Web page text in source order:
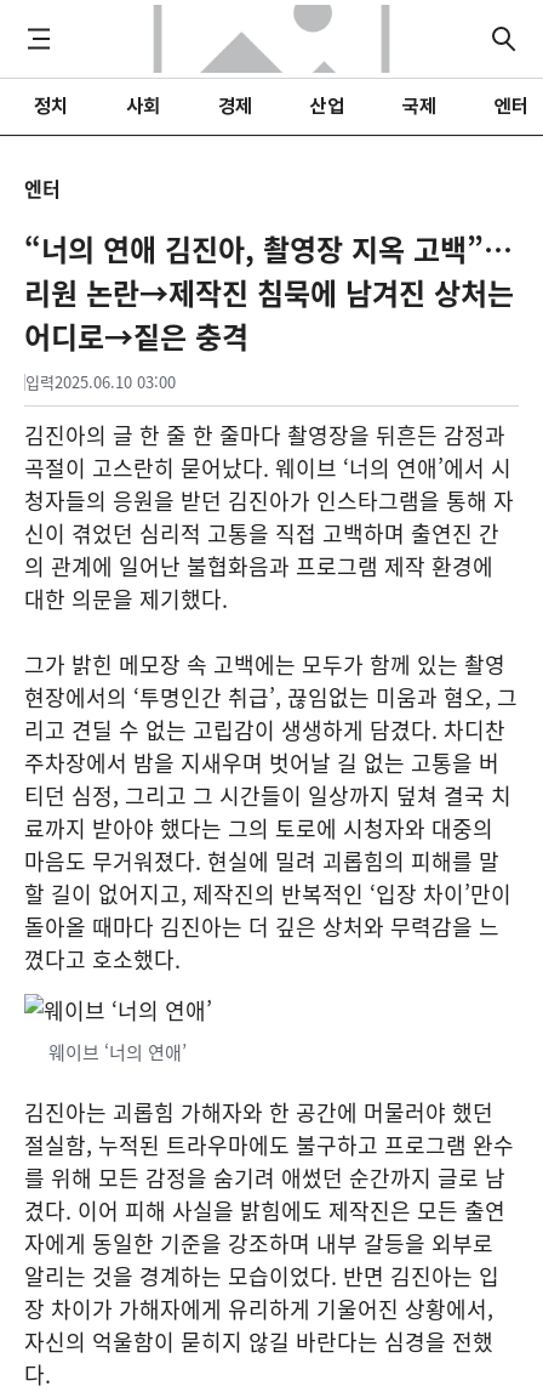
정치 사회 경제 산업 국제 엔터
엔터
“너의 연애 김진아, 촬영장 지옥 고백”…
리원 논란→제작진 침묵에 남겨진 상처는
어디로→짙은 충격
입력2025.06.10 03:00
김진아의 글 한 줄 한 줄마다 촬영장을 뒤흔든 감정과
곡절이 고스란히 묻어났다. 웨이브 ‘너의 연애’에서 시
청자들의 응원을 받던 김진아가 인스타그램을 통해 자
신이 겪었던 심리적 고통을 직접 고백하며 출연진 간
의 관계에 일어난 불협화음과 프로그램 제작 환경에
대한 의문을 제기했다.
그가 밝힌 메모장 속 고백에는 모두가 함께 있는 촬영
현장에서의 ‘투명인간 취급’, 끊임없는 미움과 혐오, 그
리고 견딜 수 없는 고립감이 생생하게 담겼다. 차디찬
주차장에서 밤을 지새우며 벗어날 길 없는 고통을 버
티던 심정, 그리고 그 시간들이 일상까지 덮쳐 결국 치
료까지 받아야 했다는 그의 토로에 시청자와 대중의
마음도 무거워졌다. 현실에 밀려 괴롭힘의 피해를 말
할 길이 없어지고, 제작진의 반복적인 ‘입장 차이’만이
돌아올 때마다 김진아는 더 깊은 상처와 무력감을 느
꼈다고 호소했다.
웨이브 ‘너의 연애’
김진아는 괴롭힘 가해자와 한 공간에 머물러야 했던
절실함, 누적된 트라우마에도 불구하고 프로그램 완수
를 위해 모든 감정을 숨기려 애썼던 순간까지 글로 남
겼다. 이어 피해 사실을 밝힘에도 제작진은 모든 출연
자에게 동일한 기준을 강조하며 내부 갈등을 외부로
알리는 것을 경계하는 모습이었다. 반면 김진아는 입
장 차이가 가해자에게 유리하게 기울어진 상황에서,
자신의 억울함이 묻히지 않길 바란다는 심경을 전했
다.